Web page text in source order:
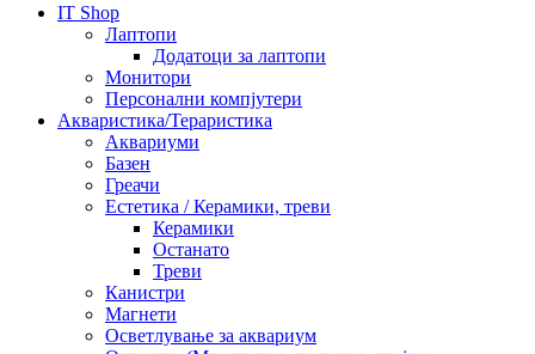
IT Shop
Лаптопи
Додатоци за лаптопи
Монитори
Персонални компјутери
Акваристика/Тераристика
Аквариуми
Базен
Греачи
Естетика / Керамики, треви
Керамики
Останато
Треви
Канистри
Магнети
Осветлување за аквариум